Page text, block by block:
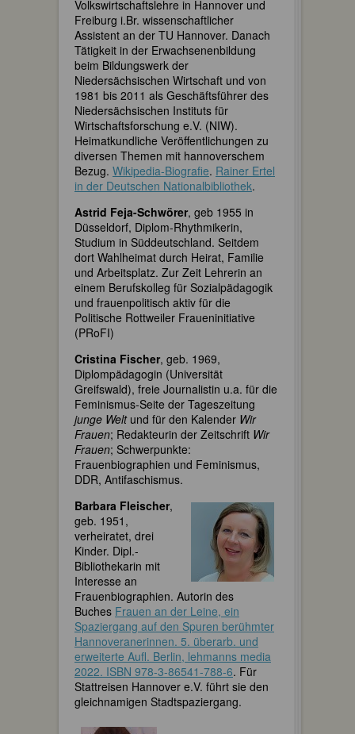
Volkswirtschaftslehre in Hannover und
Freiburg i.Br. wissenschaftlicher
Assistent an der TU Hannover. Danach
Tätigkeit in der Erwachsenenbildung
beim Bildungswerk der
Niedersächsischen Wirtschaft und von
1981 bis 2011 als Geschäftsführer des
Niedersächsischen Instituts für
Wirtschaftsforschung e.V. (NIW).
Heimatkundliche Veröffentlichungen zu
diversen Themen mit hannoverschem
Bezug. Wikipedia-Biografie. Rainer Ertel
in der Deutschen Nationalbibliothek.
Astrid Feja-Schwörer, geb 1955 in
Düsseldorf, Diplom-Rhythmikerin,
Studium in Süddeutschland. Seitdem
dort Wahlheimat durch Heirat, Familie
und Arbeitsplatz. Zur Zeit Lehrerin an
einem Berufskolleg für Sozialpädagogik
und frauenpolitisch aktiv für die
Politische Rottweiler Fraueninitiative
(PRoFI)
Cristina Fischer, geb. 1969,
Diplompädagogin (Universität
Greifswald), freie Journalistin u.a. für die
Feminismus-Seite der Tageszeitung
junge Weltund für den Kalender Wir
Frauen; Redakteurin der Zeitschrift Wir
Frauen; Schwerpunkte:
Frauenbiographien und Feminismus,
DDR, Antifaschismus.
Barbara Fleischer,
geb. 1951,
verheiratet, drei
Kinder. Dipl.-
Bibliothekarin mit
Interesse an
Frauenbiographien. Autorin des
Buches Frauen an der Leine, ein
Spaziergang auf den Spuren berühmter
Hannoveranerinnen. 5. überarb. und
erweiterte Aufl. Berlin, lehmanns media
2022. ISBN 978-3-86541-788-6. Für
Stattreisen Hannover e.V. führt sie den
gleichnamigen Stadtspaziergang.